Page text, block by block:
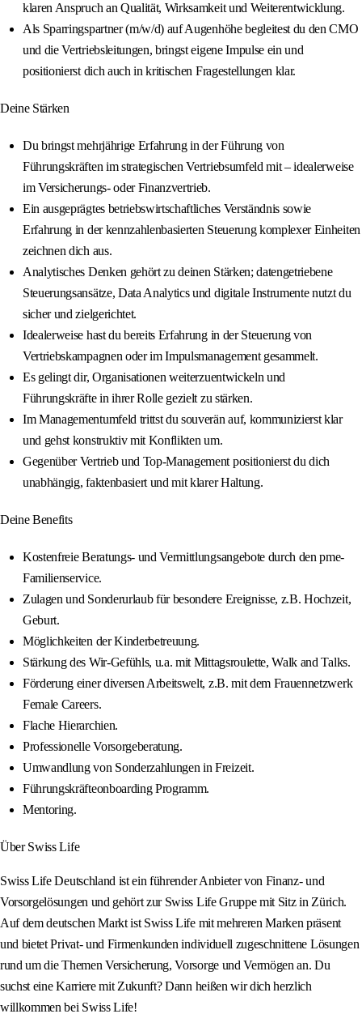
klaren Anspruch an Qualität, Wirksamkeit und Weiterentwicklung.
Als Sparringspartner (m/w/d) auf Augenhöhe begleitest du den CMO
und die Vertriebsleitungen, bringst eigene Impulse ein und
positionierst dich auch in kritischen Fragestellungen klar.
Deine Stärken
Du bringst mehrjährige Erfahrung in der Führung von
Führungskräften im strategischen Vertriebsumfeld mit – idealerweise
im Versicherungs- oder Finanzvertrieb.
Ein ausgeprägtes betriebswirtschaftliches Verständnis sowie
Erfahrung in der kennzahlenbasierten Steuerung komplexer Einheiten
zeichnen dich aus.
Analytisches Denken gehört zu deinen Stärken; datengetriebene
Steuerungsansätze, Data Analytics und digitale Instrumente nutzt du
sicher und zielgerichtet.
Idealerweise hast du bereits Erfahrung in der Steuerung von
Vertriebskampagnen oder im Impulsmanagement gesammelt.
Es gelingt dir, Organisationen weiterzuentwickeln und
Führungskräfte in ihrer Rolle gezielt zu stärken.
Im Managementumfeld trittst du souverän auf, kommunizierst klar
und gehst konstruktiv mit Konflikten um.
Gegenüber Vertrieb und Top-Management positionierst du dich
unabhängig, faktenbasiert und mit klarer Haltung.
Deine Benefits
Kostenfreie Beratungs- und Vermittlungsangebote durch den pme-
Familienservice.
Zulagen und Sonderurlaub für besondere Ereignisse, z.B. Hochzeit,
Geburt.
Möglichkeiten der Kinderbetreuung.
Stärkung des Wir-Gefühls, u.a. mit Mittagsroulette, Walk and Talks.
Förderung einer diversen Arbeitswelt, z.B. mit dem Frauennetzwerk
Female Careers.
Flache Hierarchien.
Professionelle Vorsorgeberatung.
Umwandlung von Sonderzahlungen in Freizeit.
Führungskräfteonboarding Programm.
Mentoring.
Über Swiss Life
Swiss Life Deutschland ist ein führender Anbieter von Finanz- und
Vorsorgelösungen und gehört zur Swiss Life Gruppe mit Sitz in Zürich.
Auf dem deutschen Markt ist Swiss Life mit mehreren Marken präsent
und bietet Privat- und Firmenkunden individuell zugeschnittene Lösungen
rund um die Themen Versicherung, Vorsorge und Vermögen an. Du
suchst eine Karriere mit Zukunft? Dann heißen wir dich herzlich
willkommen bei Swiss Life!